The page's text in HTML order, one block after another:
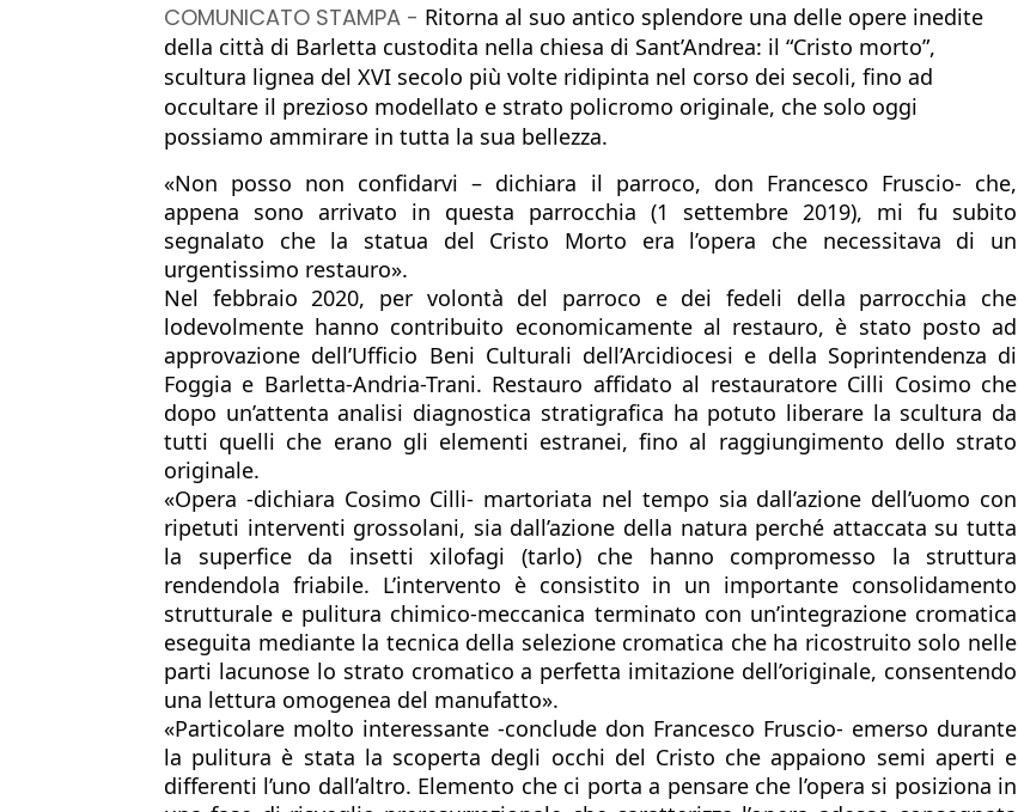
COMUNICATO STAMPA - Ritorna al suo antico splendore una delle opere inedite
della città di Barletta custodita nella chiesa di Sant’Andrea: il “Cristo morto”,
scultura lignea del XVI secolo più volte ridipinta nel corso dei secoli, fino ad
occultare il prezioso modellato e strato policromo originale, che solo oggi
possiamo ammirare in tutta la sua bellezza.
«Non posso non confidarvi – dichiara il parroco, don Francesco Fruscio- che,
appena sono arrivato in questa parrocchia (1 settembre 2019), mi fu subito
segnalato che la statua del Cristo Morto era l’opera che necessitava di un
urgentissimo restauro».
Nel febbraio 2020, per volontà del parroco e dei fedeli della parrocchia che
lodevolmente hanno contribuito economicamente al restauro, è stato posto ad
approvazione dell’Ufficio Beni Culturali dell’Arcidiocesi e della Soprintendenza di
Foggia e Barletta-Andria-Trani. Restauro affidato al restauratore Cilli Cosimo che
dopo un’attenta analisi diagnostica stratigrafica ha potuto liberare la scultura da
tutti quelli che erano gli elementi estranei, fino al raggiungimento dello strato
originale.
«Opera -dichiara Cosimo Cilli- martoriata nel tempo sia dall’azione dell’uomo con
ripetuti interventi grossolani, sia dall’azione della natura perché attaccata su tutta
la superfice da insetti xilofagi (tarlo) che hanno compromesso la struttura
rendendola friabile. L’intervento è consistito in un importante consolidamento
strutturale e pulitura chimico-meccanica terminato con un’integrazione cromatica
eseguita mediante la tecnica della selezione cromatica che ha ricostruito solo nelle
parti lacunose lo strato cromatico a perfetta imitazione dell’originale, consentendo
una lettura omogenea del manufatto».
«Particolare molto interessante -conclude don Francesco Fruscio- emerso durante
la pulitura è stata la scoperta degli occhi del Cristo che appaiono semi aperti e
differenti l’uno dall’altro. Elemento che ci porta a pensare che l’opera si posiziona in